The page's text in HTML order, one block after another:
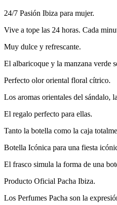
24/7 Pasión Ibiza para mujer.
Vive a tope las 24 horas. Cada
Muy dulce y refrescante.
El albaricoque y la manzana verde
Perfecto olor oriental floral cítrico.
Los aromas orientales del sándalo,
El regalo perfecto para ellas.
Tanto la botella como la caja
Botella Icónica para una fiesta
El frasco simula la forma de una
Producto Oficial Pacha Ibiza.
Los Perfumes Pacha son la